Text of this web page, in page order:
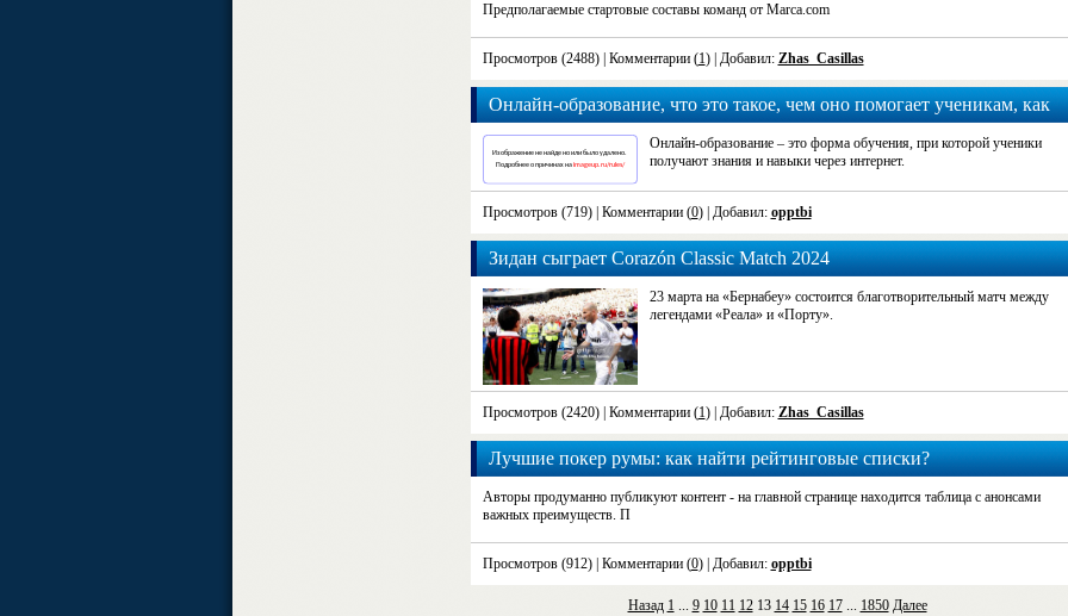
Предполагаемые стартовые составы команд от Marca.com
Просмотров (2488) | Комментарии (1) | Добавил: Zhas_Casillas
Онлайн-образование, что это такое, чем оно помогает ученикам, как
проходят уроки
Онлайн-образование – это форма обучения, при которой ученики
получают знания и навыки через интернет.
Просмотров (719) | Комментарии (0) | Добавил: opptbi
Зидан сыграет Corazón Classic Match 2024
23 марта на «Бернабеу» состоится благотворительный матч между
легендами «Реала» и «Порту».
Просмотров (2420) | Комментарии (1) | Добавил: Zhas_Casillas
Лучшие покер румы: как найти рейтинговые списки?
Авторы продуманно публикуют контент - на главной странице находится таблица с анонсами
важных преимуществ. П
Просмотров (912) | Комментарии (0) | Добавил: opptbi
Назад 1 ... 9 10 11 12 13 14 15 16 17 ... 1850 Далее